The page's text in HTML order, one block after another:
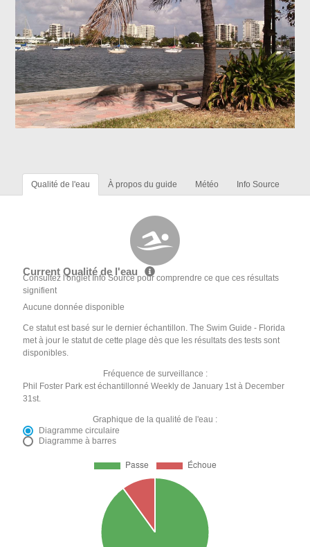
Qualité de l'eau À propos du guide Météo Info Source
Current Qualité de l'eau
Consultez l'onglet Info Source pour comprendre ce que ces résultats
signifient
Aucune donnée disponible
Ce statut est basé sur le dernier échantillon. The Swim Guide - Florida
met à jour le statut de cette plage dès que les résultats des tests sont
disponibles.
Fréquence de surveillance :
Phil Foster Park est échantillonné Weekly de January 1st à December
31st.
Graphique de la qualité de l'eau :
Diagramme circulaire
Diagramme à barres